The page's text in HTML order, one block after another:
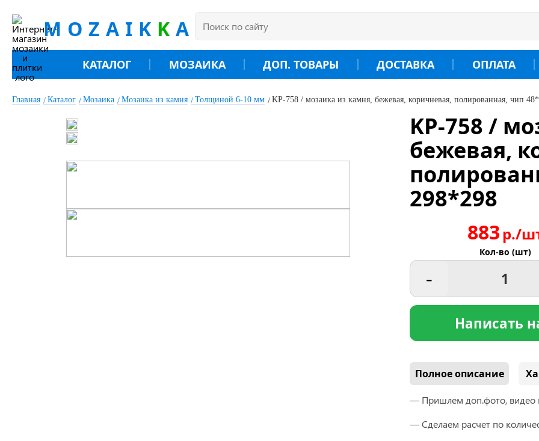
MOZAIK K A
КАТАЛОГ МОЗАИКА ДОП. ТОВАРЫ ДОСТАВКА ОПЛАТА
Главная Каталог Мозаика Мозаика из камня Толщиной 6-10 мм KP-758 / мозаика из камня, бежевая, коричневая, полированная, чип
KP-758 /
бежевая,
298*298
883р./
Кол-во (шт)
-
Написать
Полное описание
— Пришлем доп.фото, видео
— Сделаем расчет по